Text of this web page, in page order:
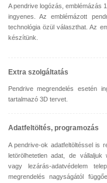
A pendrive logózás, emblémázás
ingyenes. Az emblémázott
technológia özül választhat. Az
készítünk.
Extra szolgáltatás
Pendrive megrendelés esetén
tartalmazó 3D tervet.
Adatfeltöltés, programozás
A pendrive-ok adatfeltöltéssel is
letörölhetetlen adat, de vállaljuk
vagy lezárás-adatvédelem
megrendelés nagyságától